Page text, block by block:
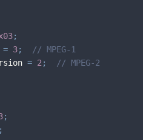
;
= 3;
// MPEG-1
= 2 ;
// MPEG-2
;
;